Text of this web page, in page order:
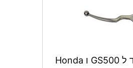
ידית מצמד ל GS500 ו Honda